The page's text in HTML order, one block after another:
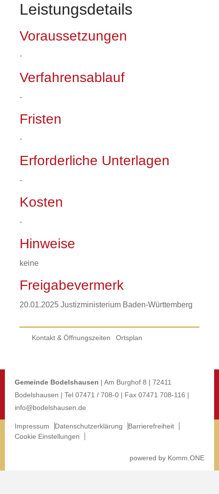
Leistungsdetails
Voraussetzungen
-
Verfahrensablauf
-
Fristen
-
Erforderliche Unterlagen
-
Kosten
-
Hinweise
keine
Freigabevermerk
20.01.2025 Justizministerium Baden-Württemberg
Kontakt & Öffnungszeiten Ortsplan
Gemeinde Bodelshausen | Am Burghof 8 | 72411
Bodelshausen | Tel 07471 / 708-0 | Fax 07471 708-116 |
info@bodelshausen.de
Impressum Datenschutzerklärung
Barrierefreiheit
Cookie Einstellungen
powered by Komm.ONE